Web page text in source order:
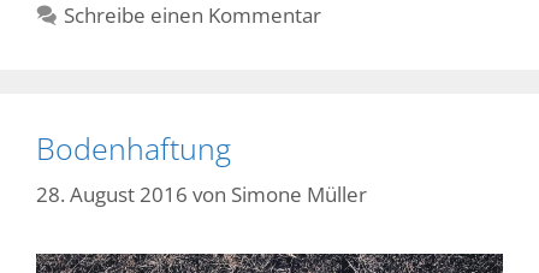
Schreibe einen Kommentar
Bodenhaftung
28. August 2016 von Simone Müller